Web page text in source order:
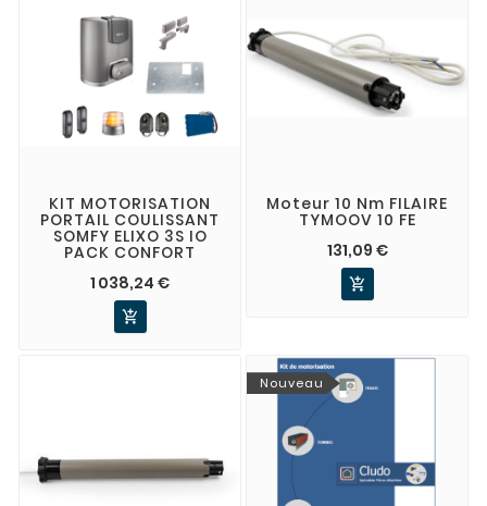
KIT MOTORISATION
PORTAIL COULISSANT
SOMFY ELIXO 3S IO
PACK CONFORT
1 038,24 €

Moteur 10 Nm FILAIRE
TYMOOV 10 FE
131,09 €

Nouveau